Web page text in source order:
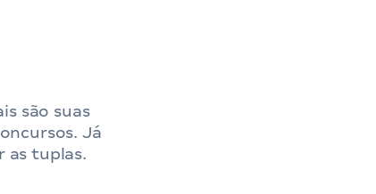
são suas
Já
as tuplas.